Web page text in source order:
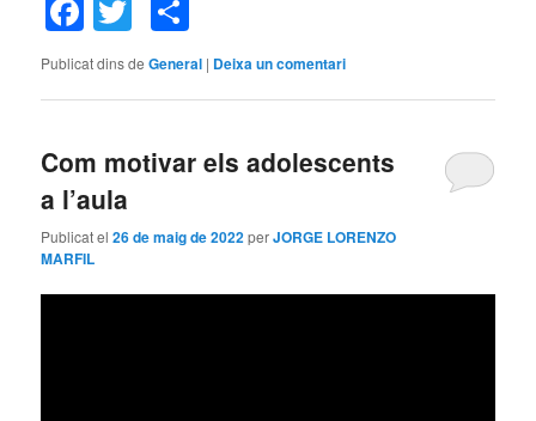
Facebook
Twitter
Publicat dins de General | Deixa un comentari
Com motivar els adolescents
a l’aula
Publicat el26 de maig de 2022perJORGE LORENZO
MARFIL